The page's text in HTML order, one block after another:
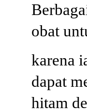
obat
karena
dapat
hitam